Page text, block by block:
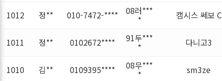
1012 정** 010-7472-**** 08러***
* 캠시스 쎄보 C
1011 정** 0102672**** 91두***
* 다니고3
1010 김** 0109395**** 08무***
* sm3ze